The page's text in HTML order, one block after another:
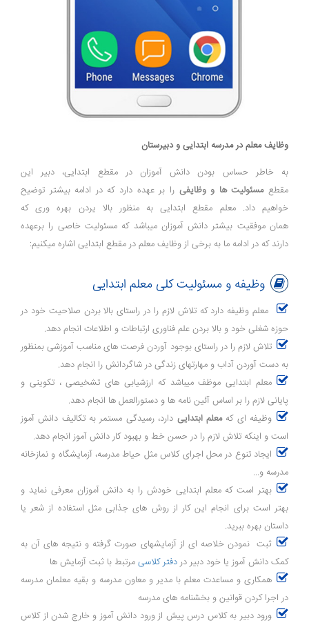
وظایف معلم در مدرسه ابتدایی و دبیرستان
به خاطر حساس بودن دانش آموزان در مقطع ابتدایی، دبیر این
مقطعمسئولیت ها و وظایفی را بر عهده دارد که در ادامه بیشتر توضیح
خواهیم داد. معلم مقطع ابتدایی به منظور بالا یردن بهره وری که
همان موفقیت بیشتر دانش آموزان میباشد که مسئولیت خاصی را برعهده
دارند که در ادامه ما به برخی از وظایف معلم در مقطع ابتدایی اشاره میکنیم:
وظیفه و مسئولیت کلی معلم ابتدایی
معلم وظیفه دارد که تلاش لازم را در راستای بالا بردن صلاحیت خود در
حوزه شغلی خود و بالا بردن علم فناوری ارتباطات و اطلاعات انجام دهد.
تلاش لازم را در راستای بوجود آوردن فرصت های مناسب آموزشی بمنظور
به دست آوردن آداب و مهارتهای زندگی در شاگردانش را انجام دهد.
معلم ابتدایی موظف میباشد که ارزشیابی های تشخیصی ، تکوینی و
پایانی لازم را بر اساس آئین نامه ها و دستورالعمل ها انجام دهد.
وظیفه ای کهمعلم ابتدایی دارد، رسیدگی مستمر به تکالیف دانش آموز
است و اینکه تلاش لازم را در حسن خط و بهبود کار دانش آموز انجام دهد.
ایجاد تنوع در محل اجرای کلاس مثل حیاط مدرسه، آزمایشگاه و نمازخانه
مدرسه و...
بهتر است که معلم ابتدایی خودش را به دانش آموزان معرفی نماید و
بهتر است برای انجام این کار از روش های جذابی مثل استفاده از شعر یا
داستان بهره ببرید.
ثبت نمودن خلاصه ای از آزمایشهای صورت گرفته و نتیجه های آن به
کمک دانش آموز یا خود دبیر در دفتر کلاسی مرتبط با ثبت آزمایش ها
همکاری و مساعدت معلم با مدیر و معاون مدرسه و بقیه معلمان مدرسه
در اجرا کردن قوانین و بخشنامه های مدرسه
ورود دبیر به کلاس درس پیش از ورود دانش آموز و خارج شدن از کلاس